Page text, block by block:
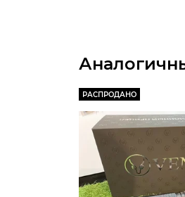
РАСПРОДАНО